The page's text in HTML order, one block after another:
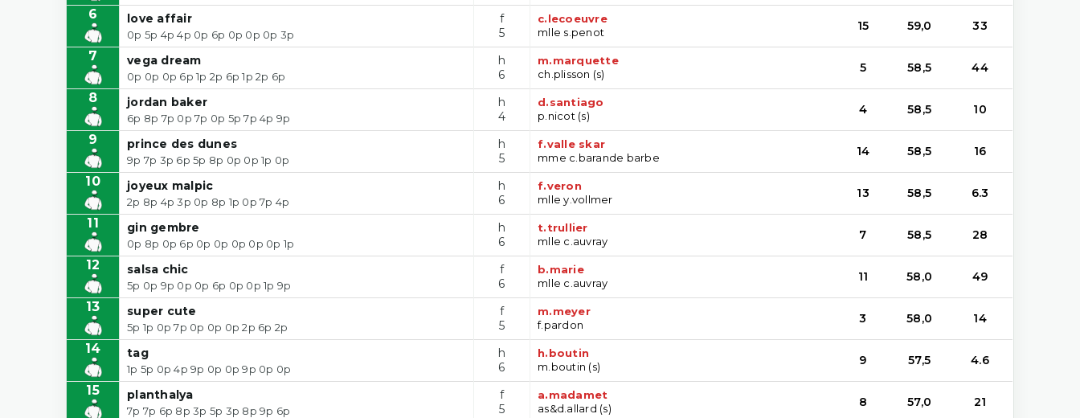
6 love affair
0p 5p 4p 4p 0p 6p 0p 0p 0p 3p
f
5
c.lecoeuvre
mlle s.penot
15 59,0 33
7 vega dream
0p 0p 0p 6p 1p 2p 6p 1p 2p 6p
h
6
m.marquette
ch.plisson (s)
5 58,5 44
8 jordan baker
6p 8p 7p 0p 7p 0p 5p 7p 4p 9p
h
4
d.santiago
p.nicot (s)
4 58,5 10
9 prince des dunes
9p 7p 3p 6p 5p 8p 0p 0p 1p 0p
h
5
f.valle skar
mme c.barande barbe
14 58,5 16
10 joyeux malpic
2p 8p 4p 3p 0p 8p 1p 0p 7p 4p
h
6
f.veron
mlle y.vollmer
13 58,5 6.3
11 gin gembre
0p 8p 0p 6p 0p 0p 0p 0p 0p 1p
h
6
t.trullier
mlle c.auvray
7 58,5 28
12 salsa chic
5p 0p 9p 0p 0p 6p 0p 0p 1p 9p
f
6
b.marie
mlle c.auvray
11 58,0 49
13 super cute
5p 1p 0p 7p 0p 0p 0p 2p 6p 2p
f
5
m.meyer
f.pardon
3 58,0 14
14 tag
1p 5p 0p 4p 9p 0p 0p 9p 0p 0p
h
6
h.boutin
m.boutin (s)
9 57,5 4.6
15 planthalya
7p 7p 6p 8p 3p 5p 3p 8p 9p 6p
f
5
a.madamet
as&d.allard (s)
8 57,0 21